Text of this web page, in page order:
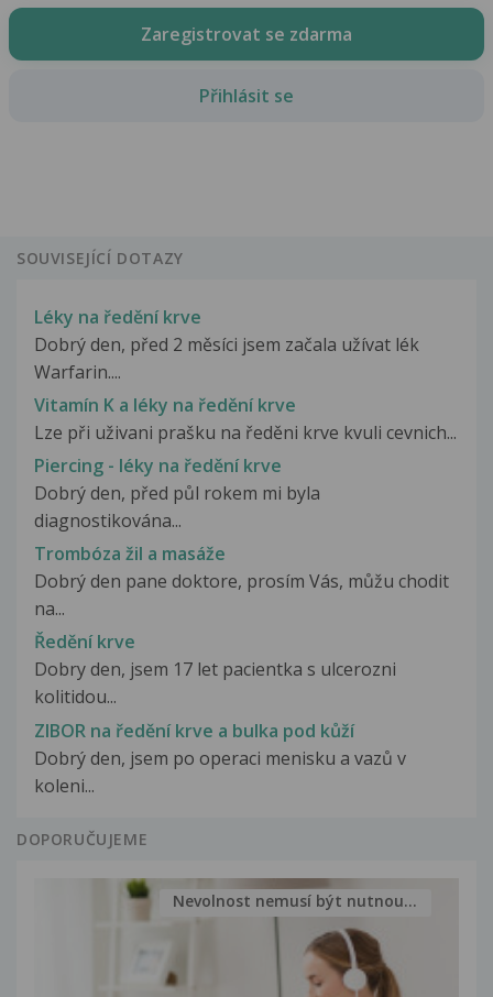
Zaregistrovat se zdarma
Přihlásit se
SOUVISEJÍCÍ DOTAZY
Léky na ředění krve
Dobrý den, před 2 měsíci jsem začala užívat lék
Warfarin....
Vitamín K a léky na ředění krve
Lze při uživani prašku na ředěni krve kvuli cevnich...
Piercing - léky na ředění krve
Dobrý den, před půl rokem mi byla
diagnostikována...
Trombóza žil a masáže
Dobrý den pane doktore, prosím Vás, můžu chodit
na...
Ředění krve
Dobry den, jsem 17 let pacientka s ulcerozni
kolitidou...
ZIBOR na ředění krve a bulka pod kůží
Dobrý den, jsem po operaci menisku a vazů v
koleni...
DOPORUČUJEME
Nevolnost nemusí být nutnou...